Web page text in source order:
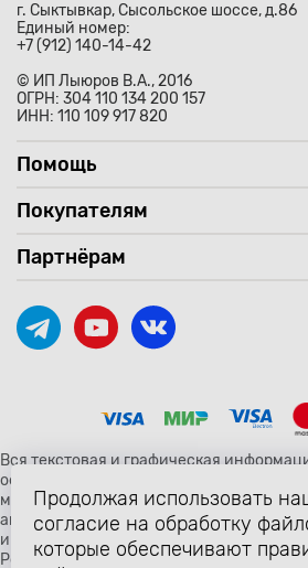
г. Сыктывкар, Сысольское шоссе, д.86
Единый номер:
+7 (912) 140-14-42
© ИП Лыюров В.А., 2016
ОГРН: 304 110 134 200 157
ИНН: 110 109 917 820
Помощь
Покупателям
Партнёрам
Вся текстовая и графическая
оформление страницы avtozaryad.ru
международными законами и
авторских прав и интеллектуальной
и 1260 главы 70 «Авторское право»
Российской Федерации от 18 декабря
Продолжая использовать
согласие на обработку
которые обеспечивают